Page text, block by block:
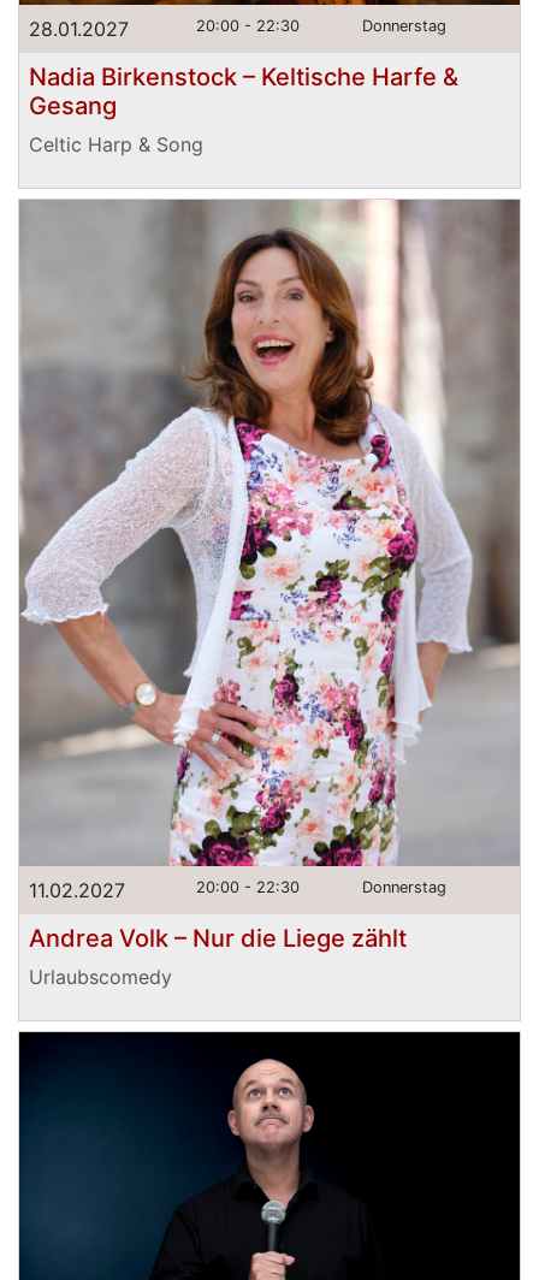
28.01.2027 20:00 - 22:30 Donnerstag
Nadia Birkenstock – Keltische Harfe &
Gesang
Celtic Harp & Song
11.02.2027 20:00 - 22:30 Donnerstag
Andrea Volk – Nur die Liege zählt
Urlaubscomedy